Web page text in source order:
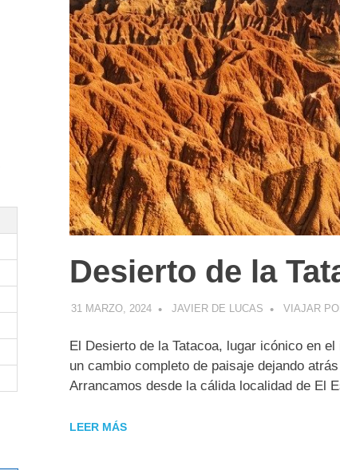
Desierto de la
31 MARZO, 2024 JAVIER DE LUCAS VIAJAR
El Desierto de la Tatacoa, lugar icónico en
un cambio completo de paisaje dejando
Arrancamos desde la cálida localidad de El
LEER MÁS